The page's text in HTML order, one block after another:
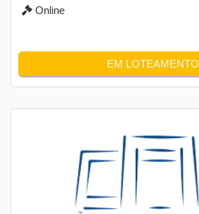
Online
EM LOTEAMENTO